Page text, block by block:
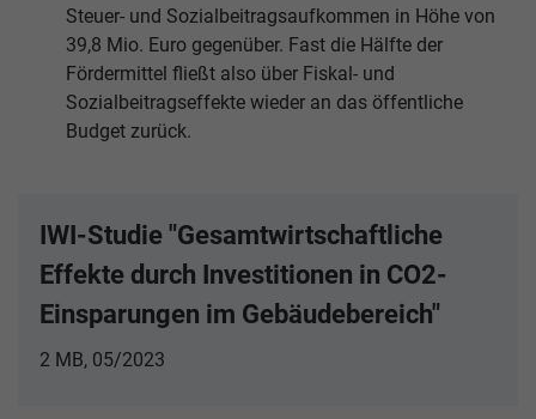
Steuer- und Sozialbeitragsaufkommen in Höhe von
39,8 Mio. Euro gegenüber. Fast die Hälfte der
Fördermittel fließt also über Fiskal- und
Sozialbeitragseffekte wieder an das öffentliche
Budget zurück.
IWI-Studie "Gesamtwirtschaftliche
Effekte durch Investitionen in CO2-
Einsparungen im Gebäudebereich"
2 MB, 05/2023